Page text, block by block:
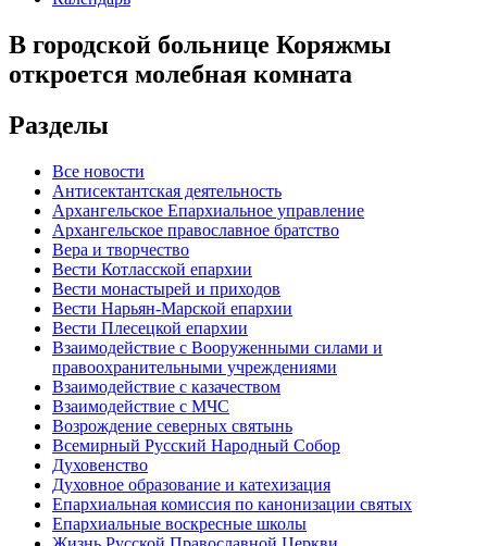
В городской больнице Коряжмы
откроется молебная комната
Разделы
Все новости
Антисектантская деятельность
Архангельское Епархиальное управление
Архангельское православное братство
Вера и творчество
Вести Котласской епархии
Вести монастырей и приходов
Вести Нарьян-Марской епархии
Вести Плесецкой епархии
Взаимодействие с Вооруженными силами и
правоохранительными учреждениями
Взаимодействие с казачеством
Взаимодействие с МЧС
Возрождение северных святынь
Всемирный Русский Народный Собор
Духовенство
Духовное образование и катехизация
Епархиальная комиссия по канонизации святых
Епархиальные воскресные школы